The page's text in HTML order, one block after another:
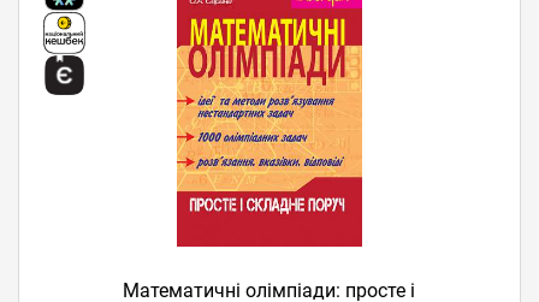
Математичні олімпіади: просте і